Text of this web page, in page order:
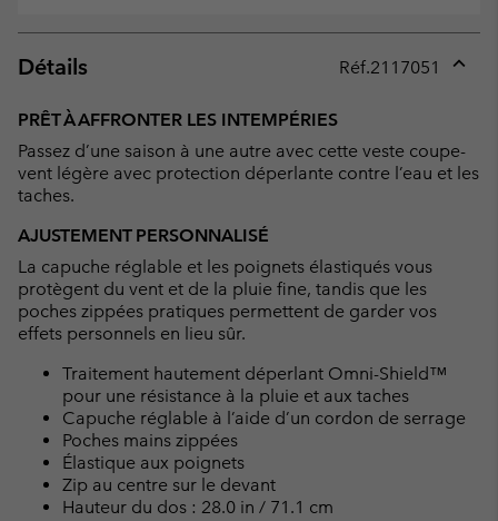
Détails Réf.2117051
PRÊT À AFFRONTER LES INTEMPÉRIES
Passez d’une saison à une autre avec cette veste coupe-
vent légère avec protection déperlante contre l’eau et les
taches.
AJUSTEMENT PERSONNALISÉ
La capuche réglable et les poignets élastiqués vous
protègent du vent et de la pluie fine, tandis que les
poches zippées pratiques permettent de garder vos
effets personnels en lieu sûr.
Traitement hautement déperlant Omni-Shield™
pour une résistance à la pluie et aux taches
Capuche réglable à l’aide d’un cordon de serrage
Poches mains zippées
Élastique aux poignets
Zip au centre sur le devant
Hauteur du dos : 28.0 in / 71.1 cm